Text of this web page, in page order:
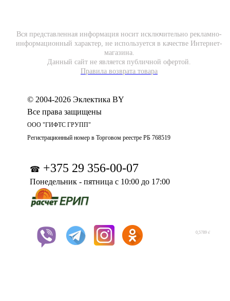
Вся представленная информация носит исключительно рекламно-
информационный характер, не используется в качестве Интернет-
магазина.
Данный сайт не является публичной офертой.
Правила возврата товара
© 2004-2026 Эклектика BY
Все права защищены
ООО "ГИФТС ГРУПП"
Регистрационный номер в Торговом реестре РБ 768519
☎ +375 29 356-00-07
Понедельник - пятница с 10:00 до 17:00
0,5789 s'